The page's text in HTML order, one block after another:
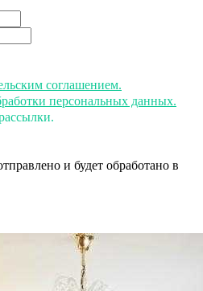
соглашением.
персональных данных.
и будет обработано в